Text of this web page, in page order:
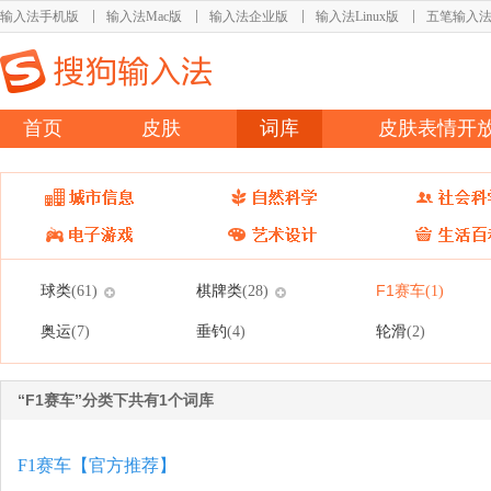
输入法手机版 输入法Mac版 输入法企业版 输入法Linux版 五笔输入法
首页 皮肤 词库 皮肤表情开
球类(61) 棋牌类(28) F1赛车(1)
奥运(7) 垂钓(4) 轮滑(2)
“F1赛车”分类下共有1个词库
F1赛车【官方推荐】